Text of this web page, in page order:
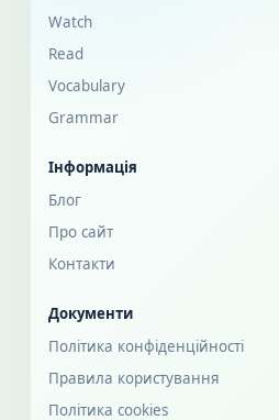
Watch
Read
Vocabulary
Grammar
Інформація
Блог
Про сайт
Контакти
Документи
Політика конфіденційності
Правила користування
Політика cookies